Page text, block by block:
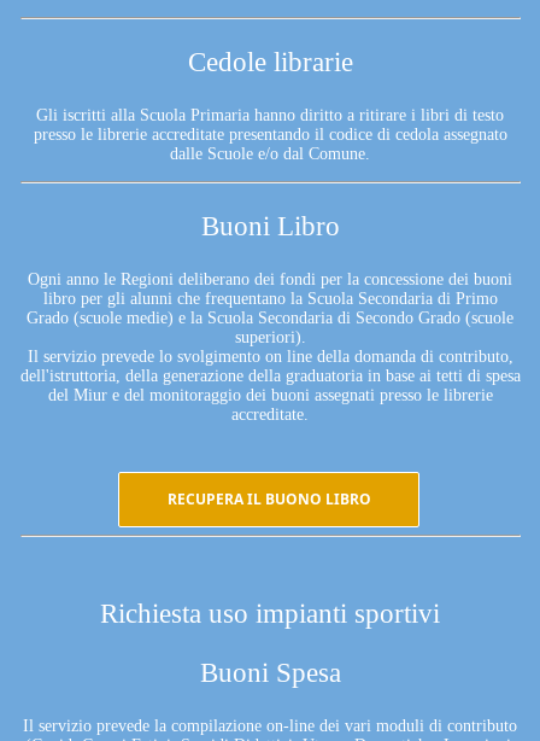
Cedole librarie
Gli iscritti alla Scuola Primaria hanno diritto a ritirare i libri di testo
presso le librerie accreditate presentando il codice di cedola assegnato
dalle Scuole e/o dal Comune.
Buoni Libro
Ogni anno le Regioni deliberano dei fondi per la concessione dei buoni
libro per gli alunni che frequentano la Scuola Secondaria di Primo
Grado (scuole medie) e la Scuola Secondaria di Secondo Grado (scuole
superiori).
Il servizio prevede lo svolgimento on line della domanda di contributo,
dell'istruttoria, della generazione della graduatoria in base ai tetti di spesa
del Miur e del monitoraggio dei buoni assegnati presso le librerie
accreditate.
RECUPERA IL BUONO LIBRO
Richiesta uso impianti sportivi
Buoni Spesa
Il servizio prevede la compilazione on-line dei vari moduli di contributo